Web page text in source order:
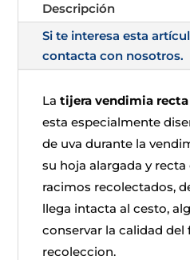
Descripción
Si te interesa esta
contacta con nosotros.
Latijera vendimia
esta especialmente
de uva durante la
su hoja alargada y recta
racimos recolectados,
llega intacta al cesto,
conservar la calidad del
recoleccion.